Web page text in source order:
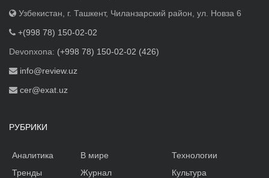
Узбекистан, г. Ташкент, Чиланзарский район, ул. Новза 6
+(998 78) 150-02-02
Devonxona: (+998 78) 150-02-02 (426)
info@review.uz
cer@exat.uz
РУБРИКИ
Аналитика
Тренды
В мире
Журнал
Технологии
Культура